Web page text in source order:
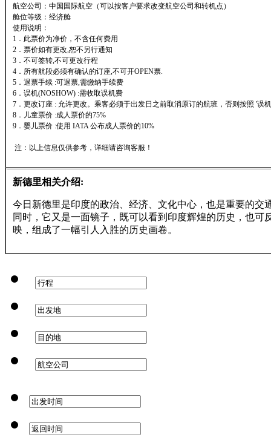
航空公司：中国国际航空（可以按客户要求改变航空公司和转机点）
舱位等级：经济舱
使用说明：
1．此票价为净价，不含任何费用
2．票价如有更改,恕不另行通知
3．不可签转,不可更改行程
4．所有航段必须有确认的订座,不可开OPEN票.
5．退票手续 :可退票,需缴纳手续费
6．误机(NOSHOW) :需收取误机费
7．更改订座 : 允许更改。乘客必须于出发日之前取消原订的航班，否则按照 '误
8．儿童票价 :成人票价的75%
9．婴儿票价 :使用 IATA 公布成人票价的10%
注：以上信息仅供参考，详细请咨询客服！
新德里相关介绍:
今日新德里是印度的政治、经济、文化中心，也是重要的
同时，它又是一面镜子，既可以看到印度辉煌的历史，也
映，组成了一幅引人入胜的历史画卷。